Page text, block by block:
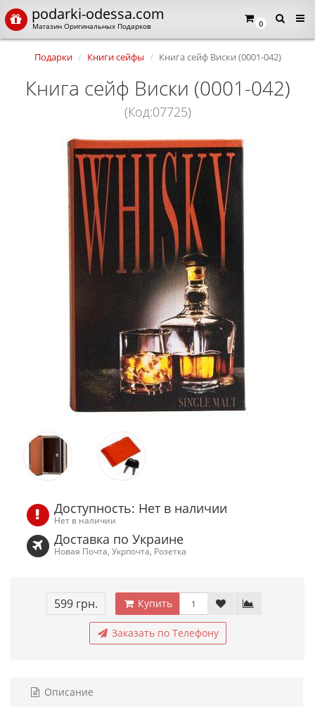
0
podarki-odessa.com
Магазин Оригинальных Подарков
Подарки Книги сейфы Книга сейф Виски (0001-042)
Книга сейф Виски (0001-042)
(Код:07725)
Доступность: Нет в наличии
Нет в наличии
Доставка по Украине
Новая Почта, Укрпочта, Розетка
599 грн. Купить
Заказать по Телефону
Описание